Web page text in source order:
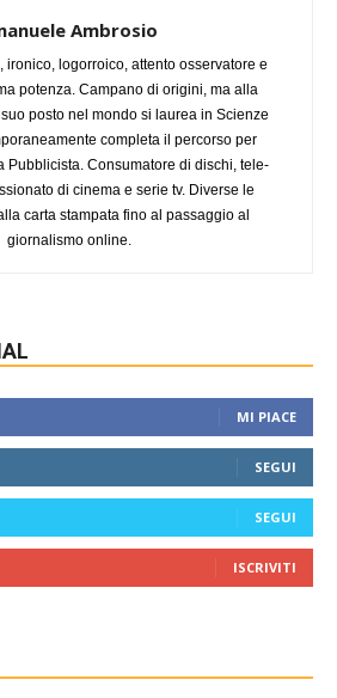
Ambrosio
ironico, logorroico, attento osservatore e
potenza. Campano di origini, ma alla
posto nel mondo si laurea in Scienze
completa il percorso per
Pubblicista. Consumatore di dischi, tele-
di cinema e serie tv. Diverse le
carta stampata fino al passaggio al
giornalismo online.
MI PIACE
SEGUI
SEGUI
ISCRIVITI